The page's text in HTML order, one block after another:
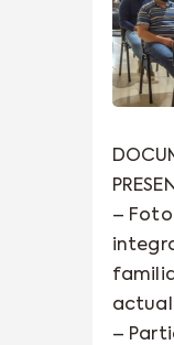
–
–